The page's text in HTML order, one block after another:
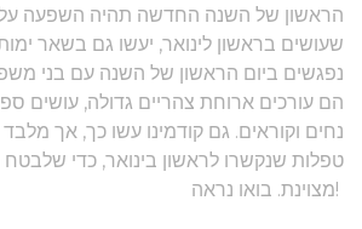
הראשון של השנה החדשה תהיה השפעה
שעושים בראשון לינואר, יעשו גם בשאר
נפגשים ביום הראשון של השנה עם בני
הם עורכים ארוחת צהריים גדולה, עושים
נחים וקוראים. גם קודמינו עשו כך, אך
טפלות שנקשרו לראשון בינואר, כדי
מצוינת. בואו נראה!